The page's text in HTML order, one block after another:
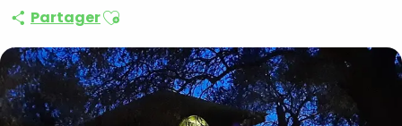
PartagerAjouter aux favoris